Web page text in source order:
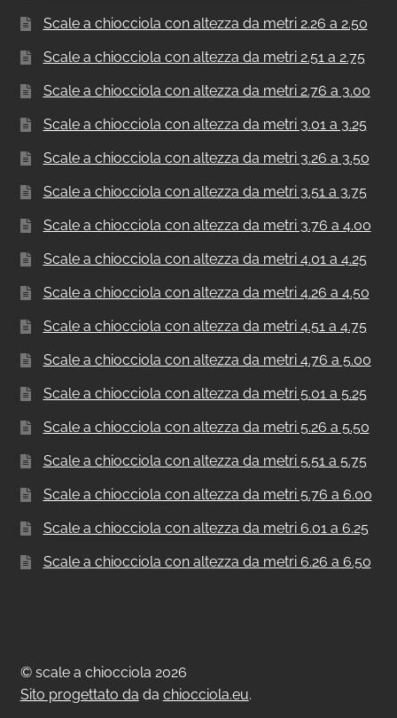
Scale a chiocciola con altezza da metri 2.26 a 2.50
Scale a chiocciola con altezza da metri 2.51 a 2.75
Scale a chiocciola con altezza da metri 2.76 a 3.00
Scale a chiocciola con altezza da metri 3.01 a 3.25
Scale a chiocciola con altezza da metri 3.26 a 3.50
Scale a chiocciola con altezza da metri 3.51 a 3.75
Scale a chiocciola con altezza da metri 3.76 a 4.00
Scale a chiocciola con altezza da metri 4.01 a 4.25
Scale a chiocciola con altezza da metri 4.26 a 4.50
Scale a chiocciola con altezza da metri 4.51 a 4.75
Scale a chiocciola con altezza da metri 4.76 a 5.00
Scale a chiocciola con altezza da metri 5.01 a 5.25
Scale a chiocciola con altezza da metri 5.26 a 5.50
Scale a chiocciola con altezza da metri 5.51 a 5.75
Scale a chiocciola con altezza da metri 5.76 a 6.00
Scale a chiocciola con altezza da metri 6.01 a 6.25
Scale a chiocciola con altezza da metri 6.26 a 6.50
© scale a chiocciola 2026
Sito progettato da da chiocciola.eu.